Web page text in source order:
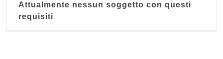
Attualmente nessun soggetto con questi
requisiti